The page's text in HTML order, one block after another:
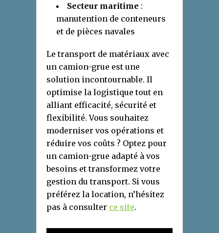
Secteur maritime :
manutention de conteneurs
et de pièces navales
Le transport de matériaux avec
un camion-grue est une
solution incontournable. Il
optimise la logistique tout en
alliant efficacité, sécurité et
flexibilité. Vous souhaitez
moderniser vos opérations et
réduire vos coûts ? Optez pour
un camion-grue adapté à vos
besoins et transformez votre
gestion du transport. Si vous
préférez la location, n’hésitez
pas à consulter ce site.